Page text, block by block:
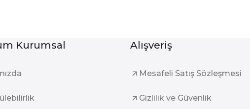
Kurumsal Alışveriş
Mesafeli Satış Sözleşmesi
Gizlilik ve Güvenlik